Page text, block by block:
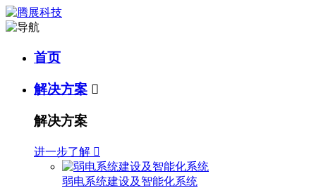
首页
解决方案 
解决方案
进一步了解 
弱电系统建设及智能化系统